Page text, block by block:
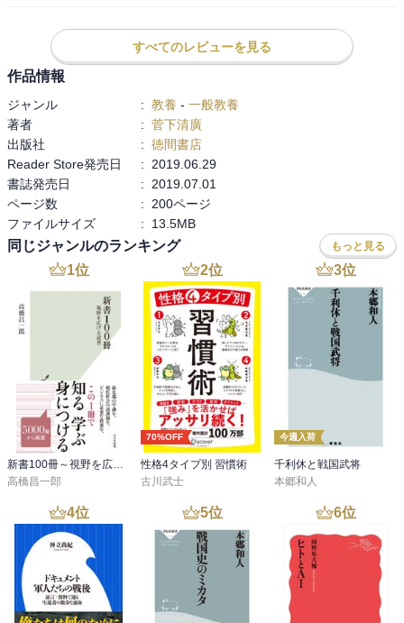
P102 AI,バイオ、ブロックチェーンの３分野が発展。
ここに投資する
初版2019/6/30
すべてのレビューを見る
作品情報
ジャンル : 教養 - 一般教養
著者
: 菅下清廣
出版社
: 徳間書店
Reader Store発売日
:
2019.06.29
書誌発売日
:
2019.07.01
ページ数
:
200ページ
ファイルサイズ
: 13.5MB
同じジャンルのランキング もっと見る
1位
新書100冊～視野を広げる読書～
高橋昌一郎
2位
70%OFF
性格4タイプ別 習慣術
古川武士
3位
今週入荷
千利休と戦国武将
本郷和人
4位 5位 6位